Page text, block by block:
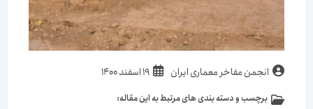
نویسندهٔ
انجمن مفاخر معماری ایران نوشته
شده
19 اسفند 1400
دسته‌برچسب و دسته بندی های مرتبط به این مقاله: